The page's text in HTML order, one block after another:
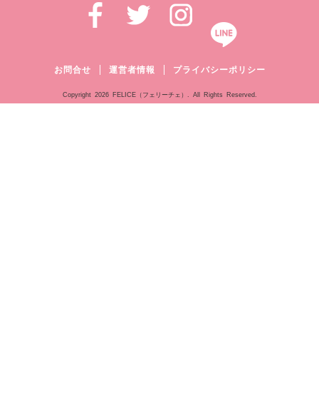
お問合せ 運営者情報 プライバシーポリシー
Copyright 2026 FELICE（フェリーチェ）. All Rights Reserved.